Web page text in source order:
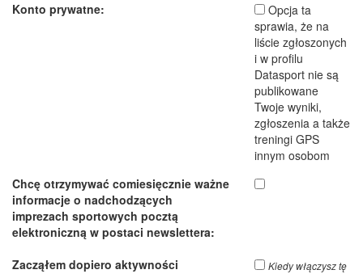
Konto prywatne:
Opcja ta
sprawia, że na
liście zgłoszonych
i w profilu
Datasport nie są
publikowane
Twoje wyniki,
zgłoszenia a także
treningi GPS
innym osobom
Chcę otrzymywać comiesięcznie ważne
informacje o nadchodzących
imprezach sportowych pocztą
elektroniczną w postaci newslettera:
Zacząłem dopiero aktywności
Kiedy włączysz tę